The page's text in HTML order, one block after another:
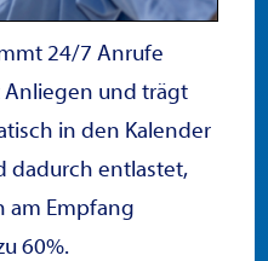
24/7 Anrufe
und trägt
in den Kalender
dadurch entlastet,
Empfang
60%.